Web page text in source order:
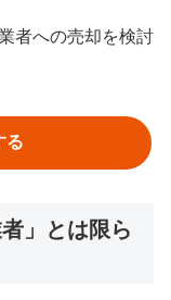
者への売却を検討
る
」とは限ら